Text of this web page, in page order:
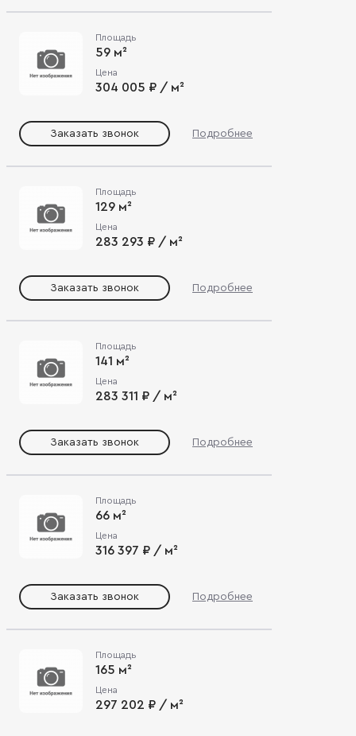
Площадь
59 м²
Цена
304 005 ₽ / м²
Заказать звонок Подробнее
Площадь
129 м²
Цена
283 293 ₽ / м²
Заказать звонок Подробнее
Площадь
141 м²
Цена
283 311 ₽ / м²
Заказать звонок Подробнее
Площадь
66 м²
Цена
316 397 ₽ / м²
Заказать звонок Подробнее
Площадь
165 м²
Цена
297 202 ₽ / м²